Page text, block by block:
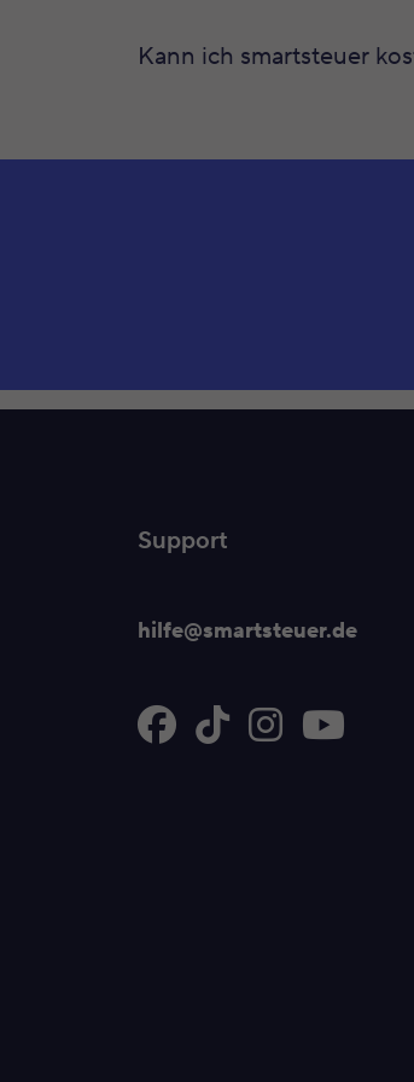
Kann ich smartsteuer
Support
hilfe@smartsteuer.de